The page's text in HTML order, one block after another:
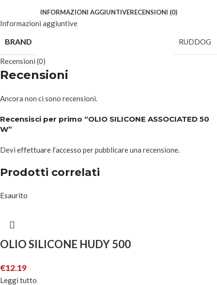
INFORMAZIONI AGGIUNTIVERECENSIONI (0)
Informazioni aggiuntive
BRAND RUDDOG
Recensioni (0)
Recensioni
Ancora non ci sono recensioni.
Recensisci per primo “OLIO SILICONE ASSOCIATED 50
W”
Devi effettuare l’accesso per pubblicare una recensione.
Prodotti correlati
Esaurito
OLIO SILICONE HUDY 500
€12.19
Leggi tutto